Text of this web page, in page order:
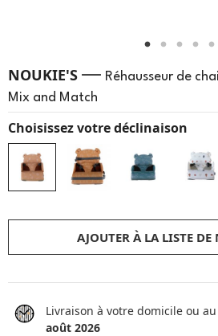
NOUKIE'S — Réhausseur de
Mix and Match
Choisissez votre déclinaison
AJOUTER À LA LISTE DE
Livraison à votre domicile ou
août 2026